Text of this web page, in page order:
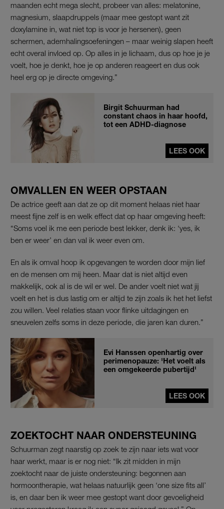
maanden echt mega slecht, probeer van alles: melatonine,
magnesium, slaapdruppels (maar mee gestopt want zit
doxylamine in, wat niet top is voor je hersenen), geen
schermen, ademhalingsoefeningen – maar weinig slapen heeft
echt overal invloed op. Op alles in je lichaam, dus op hoe je je
voelt, hoe je denkt, hoe je op anderen reageert en dus ook
heel erg op je directe omgeving.”
Birgit Schuurman had
constant chaos in haar hoofd,
tot een ADHD-diagnose
LEES OOK
OMVALLEN EN WEER OPSTAAN
De actrice geeft aan dat ze op dit moment helaas niet haar
meest fijne zelf is en welk effect dat op haar omgeving heeft:
“Soms voel ik me een periode best lekker, denk ik: ‘yes, ik
ben er weer’ en dan val ik weer even om.
En als ik omval hoop ik opgevangen te worden door mijn lief
en de mensen om mij heen. Maar dat is niet altijd even
makkelijk, ook al is de wil er wel. De ander voelt niet wat jij
voelt en het is dus lastig om er altijd te zijn zoals ik het het liefst
zou willen. Veel relaties staan voor flinke uitdagingen en
sneuvelen zelfs soms in deze periode, die jaren kan duren.”
Evi Hanssen openhartig over
perimenopauze: 'Het voelt als
een omgekeerde pubertijd'
LEES OOK
ZOEKTOCHT NAAR ONDERSTEUNING
Schuurman zegt naarstig op zoek te zijn naar iets wat voor
haar werkt, maar is er nog niet: “Ik zit midden in mijn
zoektocht naar de juiste ondersteuning: begonnen aan
hormoontherapie, wat helaas natuurlijk geen ‘one size fits all’
is, en daar ben ik weer mee gestopt want door gevoeligheid